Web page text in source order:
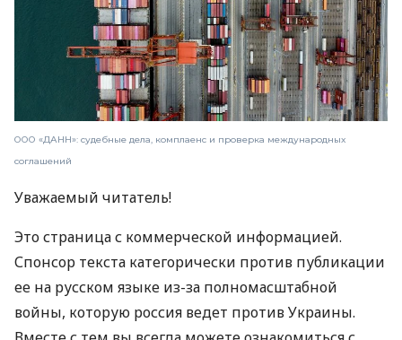
ООО «ДАНН»: судебные дела, комплаенс и проверка международных
соглашений
Уважаемый читатель!
Это страница с коммерческой информацией.
Спонсор текста категорически против публикации
ее на русском языке из-за полномасштабной
войны, которую россия ведет против Украины.